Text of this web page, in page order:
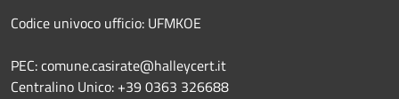
Codice univoco ufficio: UFMKOE
PEC: comune.casirate@halleycert.it
Centralino Unico: +39 0363 326688